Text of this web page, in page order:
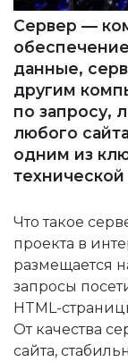
Сервер —
данные,
другим
по запросу,
любого
одним из
Что такое
проекта в
размещается
запросы
HTML-
От качества
сайта,